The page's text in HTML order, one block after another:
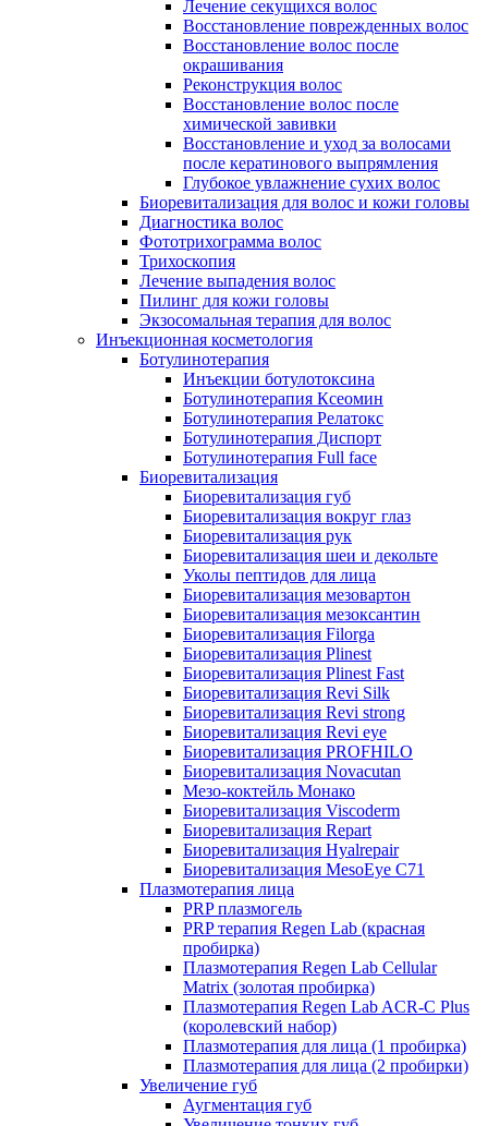
Лечение секущихся волос
Восстановление поврежденных волос
Восстановление волос после
окрашивания
Реконструкция волос
Восстановление волос после
химической завивки
Восстановление и уход за волосами
после кератинового выпрямления
Глубокое увлажнение сухих волос
Биоревитализация для волос и кожи головы
Диагностика волос
Фототрихограмма волос
Трихоскопия
Лечение выпадения волос
Пилинг для кожи головы
Экзосомальная терапия для волос
Инъекционная косметология
Ботулинотерапия
Инъекции ботулотоксина
Ботулинотерапия Ксеомин
Ботулинотерапия Релатокс
Ботулинотерапия Диспорт
Ботулинотерапия Full face
Биоревитализация
Биоревитализация губ
Биоревитализация вокруг глаз
Биоревитализация рук
Биоревитализация шеи и декольте
Уколы пептидов для лица
Биоревитализация мезовартон
Биоревитализация мезоксантин
Биоревитализация Filorga
Биоревитализация Plinest
Биоревитализация Plinest Fast
Биоревитализация Revi Silk
Биоревитализация Revi strong
Биоревитализация Revi eye
Биоревитализация PROFHILO
Биоревитализация Novacutan
Мезо-коктейль Монако
Биоревитализация Viscoderm
Биоревитализация Repart
Биоревитализация Hyalrepair
Биоревитализация MesoEye C71
Плазмотерапия лица
PRP плазмогель
PRP терапия Regen Lab (красная
пробирка)
Плазмотерапия Regen Lab Cellular
Matrix (золотая пробирка)
Плазмотерапия Regen Lab ACR-C Plus
(королевский набор)
Плазмотерапия для лица (1 пробирка)
Плазмотерапия для лица (2 пробирки)
Увеличение губ
Аугментация губ